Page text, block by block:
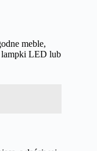
meble,
lampki LED lub